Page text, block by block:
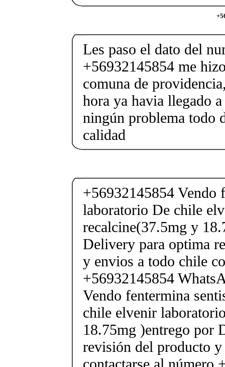
Les paso el dato del
+56932145854 me
comuna de
hora ya havia llegado
ningún problema todo
calidad
+56932145854 Vendo
laboratorio De chile
recalcine(37.5mg y
Delivery para optima
y envios a todo chile
+56932145854
Vendo fentermina
chile elvenir
18.75mg )entrego por
revisión del producto
contactarse al número